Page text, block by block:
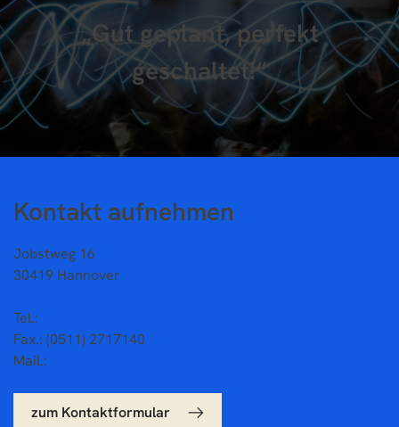
„Gut geplant, perfekt
geschaltet!“
Kontakt aufnehmen
Jobstweg 16
30419 Hannover
Tel.:
Fax.: (0511) 2717140
Mail.:
zum Kontaktformular